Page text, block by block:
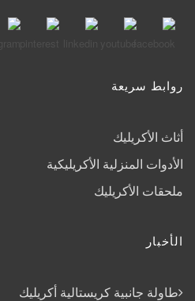
روابط سريعة
أثاث الأكريليك
الأدوات المنزلية الأكريليكية
ملحقات الأكريليك
الأخبار
طاولة جانبية كريستالية أكريليك